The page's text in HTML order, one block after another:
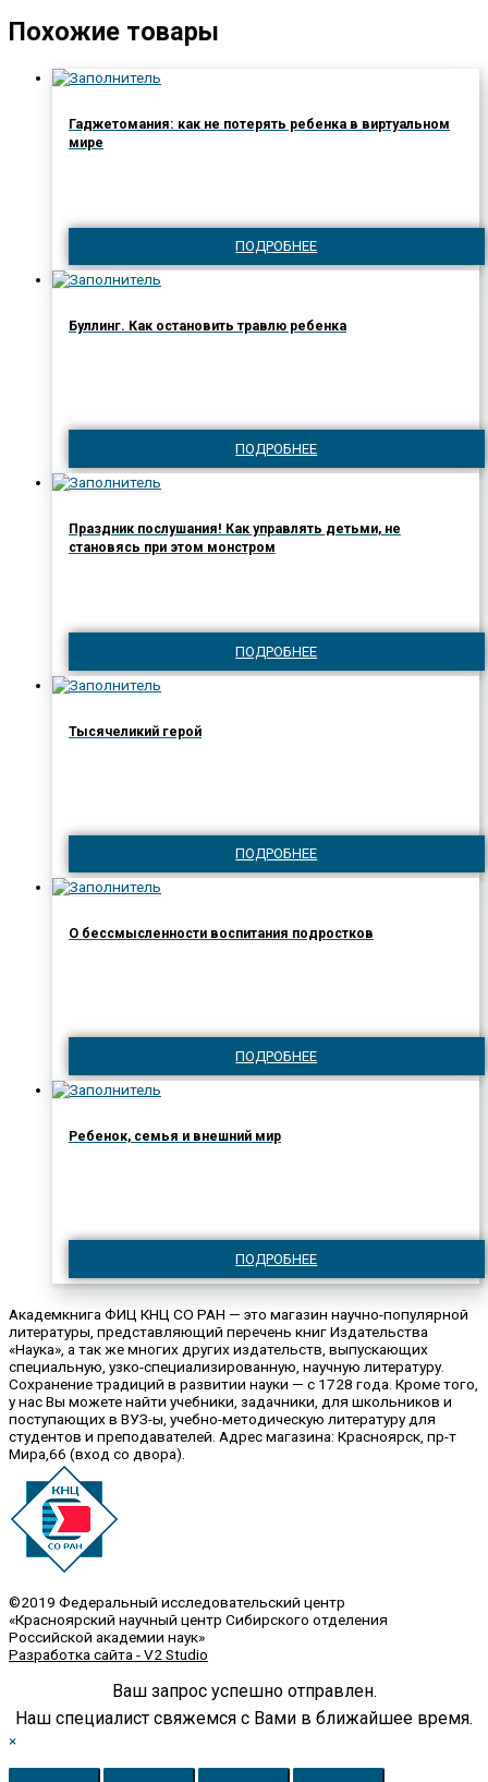
Похожие товары
Гаджетомания: как не потерять ребенка в виртуальном
мире
ПОДРОБНЕЕ
Буллинг. Как остановить травлю ребенка
ПОДРОБНЕЕ
Праздник послушания! Как управлять детьми, не
становясь при этом монстром
ПОДРОБНЕЕ
Тысячеликий герой
ПОДРОБНЕЕ
О бессмысленности воспитания подростков
ПОДРОБНЕЕ
Ребенок, семья и внешний мир
ПОДРОБНЕЕ
Академкнига ФИЦ КНЦ СО РАН — это магазин научно-популярной
литературы, представляющий перечень книг Издательства
«Наука», а так же многих других издательств, выпускающих
специальную, узко-специализированную, научную литературу.
Сохранение традиций в развитии науки — с 1728 года. Кроме того,
у нас Вы можете найти учебники, задачники, для школьников и
поступающих в ВУЗ-ы, учебно-методическую литературу для
студентов и преподавателей. Адрес магазина: Красноярск, пр-т
Мира,66 (вход со двора).
©2019 Федеральный исследовательский центр
«Красноярский научный центр Сибирского отделения
Российской академии наук»
Разработка сайта - V2 Studio
Ваш запрос успешно отправлен.
Наш специалист свяжемся с Вами в ближайшее время.
×